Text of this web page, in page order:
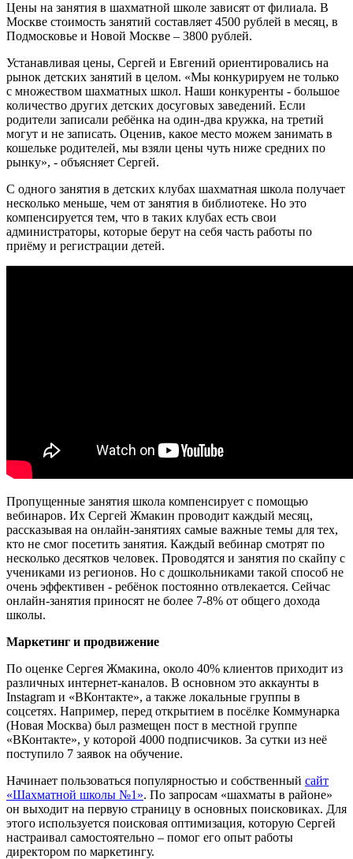
Цены на занятия в шахматной школе зависят от филиала. В
Москве стоимость занятий составляет 4500 рублей в месяц, в
Подмосковье и Новой Москве – 3800 рублей.
Устанавливая цены, Сергей и Евгений ориентировались на
рынок детских занятий в целом. «Мы конкурируем не только
с множеством шахматных школ. Наши конкуренты - большое
количество других детских досуговых заведений. Если
родители записали ребёнка на один-два кружка, на третий
могут и не записать. Оценив, какое место можем занимать в
кошельке родителей, мы взяли цены чуть ниже средних по
рынку», - объясняет Сергей.
С одного занятия в детских клубах шахматная школа получает
несколько меньше, чем от занятия в библиотеке. Но это
компенсируется тем, что в таких клубах есть свои
администраторы, которые берут на себя часть работы по
приёму и регистрации детей.
Пропущенные занятия школа компенсирует с помощью
вебинаров. Их Сергей Жмакин проводит каждый месяц,
рассказывая на онлайн-занятиях самые важные темы для тех,
кто не смог посетить занятия. Каждый вебинар смотрят по
несколько десятков человек. Проводятся и занятия по скайпу с
учениками из регионов. Но с дошкольниками такой способ не
очень эффективен - ребёнок постоянно отвлекается. Сейчас
онлайн-занятия приносят не более 7-8% от общего дохода
школы.
Маркетинг и продвижение
По оценке Сергея Жмакина, около 40% клиентов приходит из
различных интернет-каналов. В основном это аккаунты в
Instagram и «ВКонтакте», а также локальные группы в
соцсетях. Например, перед открытием в посёлке Коммунарка
(Новая Москва) был размещен пост в местной группе
«ВКонтакте», у которой 4000 подписчиков. За сутки из неё
поступило 7 заявок на обучение.
Начинает пользоваться популярностью и собственный сайт
«Шахматной школы №1». По запросам «шахматы в районе»
он выходит на первую страницу в основных поисковиках. Для
этого используется поисковая оптимизация, которую Сергей
настраивал самостоятельно – помог его опыт работы
директором по маркетингу.